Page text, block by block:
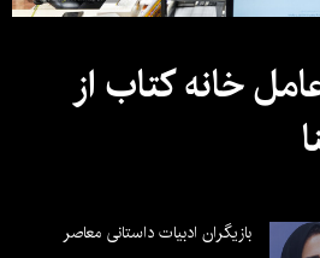
خانه کتاب از
بازیگران ادبیات داستانی معاصر